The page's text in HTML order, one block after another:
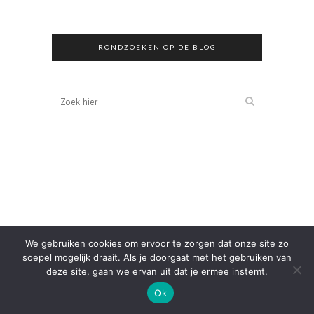
RONDZOEKEN OP DE BLOG
We gebruiken cookies om ervoor te zorgen dat onze site zo
soepel mogelijk draait. Als je doorgaat met het gebruiken van
deze site, gaan we ervan uit dat je ermee instemt.
Ok